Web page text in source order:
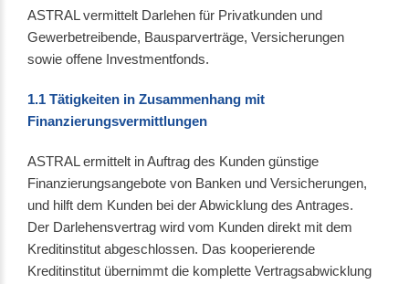
ASTRAL vermittelt Darlehen für Privatkunden und
Gewerbetreibende, Bausparverträge, Versicherungen
sowie offene Investmentfonds.
1.1 Tätigkeiten in Zusammenhang mit
Finanzierungsvermittlungen
ASTRAL ermittelt in Auftrag des Kunden günstige
Finanzierungsangebote von Banken und Versicherungen,
und hilft dem Kunden bei der Abwicklung des Antrages.
Der Darlehensvertrag wird vom Kunden direkt mit dem
Kreditinstitut abgeschlossen. Das kooperierende
Kreditinstitut übernimmt die komplette Vertragsabwicklung